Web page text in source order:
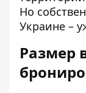
Но
Украине –
Размер